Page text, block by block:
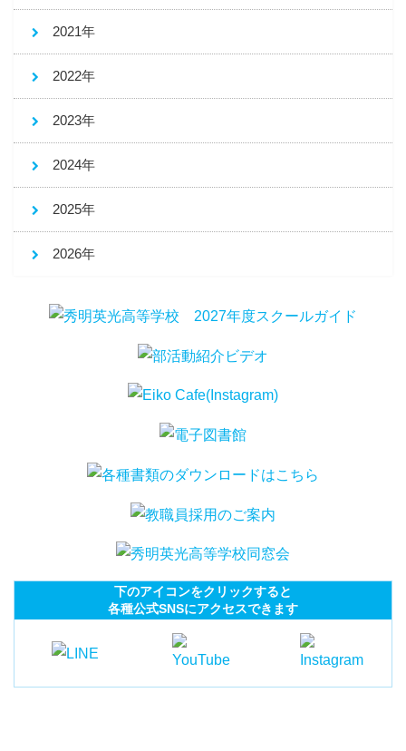
2021年
2022年
2023年
2024年
2025年
2026年
下のアイコンをクリックすると
各種公式SNSにアクセスできます